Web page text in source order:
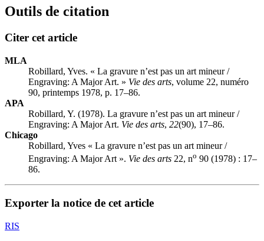
Outils de citation
Citer cet article
MLA
Robillard, Yves. « La gravure n’est pas un art mineur /
Engraving: A Major Art. » Vie des arts, volume 22, numéro
90, printemps 1978, p. 17–86.
APA
Robillard, Y. (1978). La gravure n’est pas un art mineur /
Engraving: A Major Art. Vie des arts, 22(90), 17–86.
Chicago
Robillard, Yves « La gravure n’est pas un art mineur /
Engraving: A Major Art ». Vie des arts 22, no 90 (1978) : 17–
86.
Exporter la notice de cet article
RIS